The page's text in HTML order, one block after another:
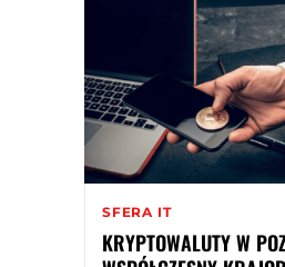
SFERA IT
KRYPTOWALUTY W